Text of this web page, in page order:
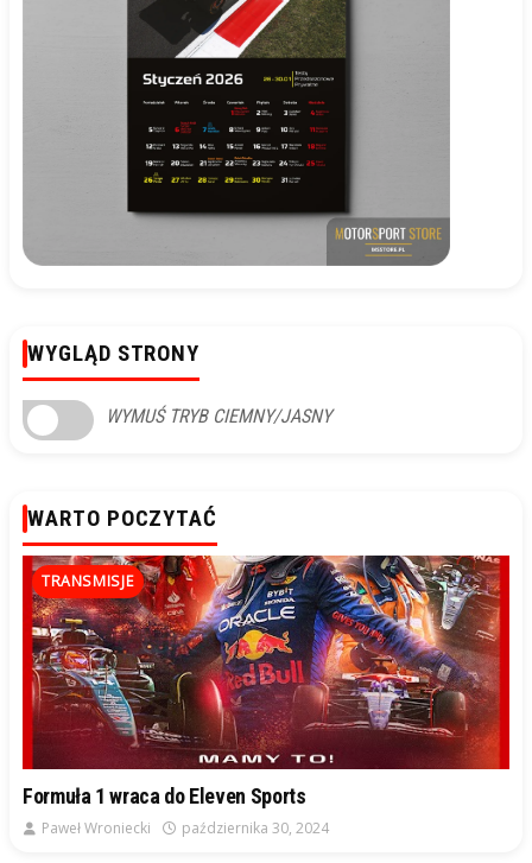
WYGLĄD STRONY
WYMUŚ TRYB CIEMNY/JASNY
WARTO POCZYTAĆ
TRANSMISJE
Formuła 1 wraca do Eleven Sports
Paweł Wroniecki października 30, 2024